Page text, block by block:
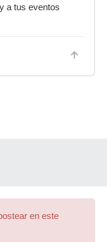
a tus eventos
en este